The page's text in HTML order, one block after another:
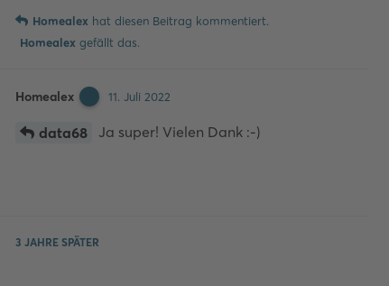
Homealex hat diesen Beitrag kommentiert.
Homealex gefällt das.
Homealex 11. Juli 2022
data68 Ja super! Vielen Dank :-)
3 JAHRE SPÄTER